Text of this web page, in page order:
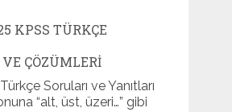
KPSS TÜRKÇE
ÇÖZÜMLERI
Soruları ve Yanıtları
“alt, üst, üzeri…” gibi